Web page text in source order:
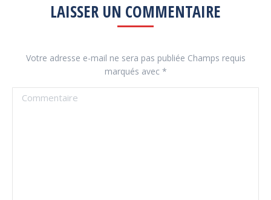
LAISSER UN COMMENTAIRE
Votre adresse e-mail ne sera pas publiée Champs requis
marqués avec *
Commentaire